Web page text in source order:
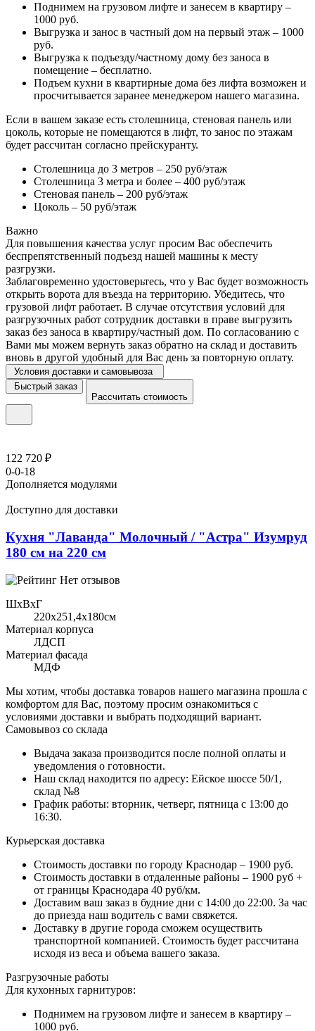
Поднимем на грузовом лифте и занесем в квартиру –
1000 руб.
Выгрузка и занос в частный дом на первый этаж – 1000
руб.
Выгрузка к подъезду/частному дому без заноса в
помещение – бесплатно.
Подъем кухни в квартирные дома без лифта возможен и
просчитывается заранее менеджером нашего магазина.
Если в вашем заказе есть столешница, стеновая панель или
цоколь, которые не помещаются в лифт, то занос по этажам
будет рассчитан согласно прейскуранту.
Столешница до 3 метров – 250 руб/этаж
Столешница 3 метра и более – 400 руб/этаж
Стеновая панель – 200 руб/этаж
Цоколь – 50 руб/этаж
Важно
Для повышения качества услуг просим Вас обеспечить
беспрепятственный подъезд нашей машины к месту
разгрузки.
Заблаговременно удостоверьтесь, что у Вас будет возможность
открыть ворота для въезда на территорию. Убедитесь, что
грузовой лифт работает. В случае отсутствия условий для
разгрузочных работ сотрудник доставки в праве выгрузить
заказ без заноса в квартиру/частный дом. По согласованию с
Вами мы можем вернуть заказ обратно на склад и доставить
вновь в другой удобный для Вас день за повторную оплату.
Условия доставки и самовывоза
Быстрый заказ
Рассчитать стоимость
122 720 ₽
0-0-18
Дополняется модулями
Доступно для доставки
Кухня "Лаванда" Молочный / "Астра" Изумруд
180 см на 220 см
Нет отзывов
ШхВхГ
220x251,4х180см
Материал корпуса
ЛДСП
Материал фасада
МДФ
Мы хотим, чтобы доставка товаров нашего магазина прошла с
комфортом для Вас, поэтому просим ознакомиться с
условиями доставки и выбрать подходящий вариант.
Самовывоз со склада
Выдача заказа производится после полной оплаты и
уведомления о готовности.
Наш склад находится по адресу: Ейское шоссе 50/1,
склад №8
График работы: вторник, четверг, пятница с 13:00 до
16:30.
Курьерская доставка
Стоимость доставки по городу Краснодар – 1900 руб.
Стоимость доставки в отдаленные районы – 1900 руб +
от границы Краснодара 40 руб/км.
Доставим ваш заказ в будние дни с 14:00 до 22:00. За час
до приезда наш водитель с вами свяжется.
Доставку в другие города сможем осуществить
транспортной компанией. Стоимость будет рассчитана
исходя из веса и объема вашего заказа.
Разгрузочные работы
Для кухонных гарнитуров:
Поднимем на грузовом лифте и занесем в квартиру –
1000 руб.